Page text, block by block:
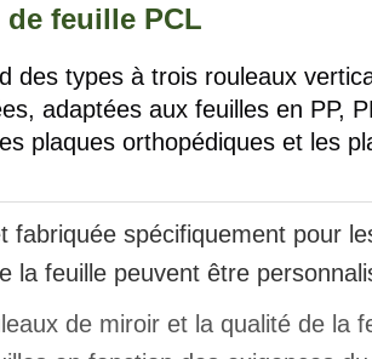
feuille PCL
des types à trois rouleaux
adaptées aux feuilles en PP,
plaques orthopédiques et les
spécifiquement pour
la feuille peuvent être
de miroir et la qualité de la